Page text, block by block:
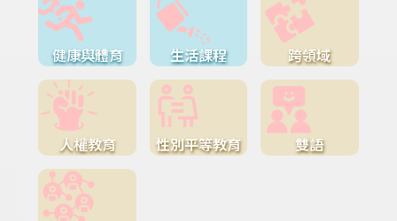
健康與體育 生活課程 跨領域
人權教育 性別平等教育 雙語